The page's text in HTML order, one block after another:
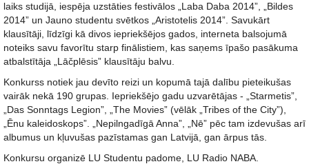
laiks studijā, iespēja uzstāties festivālos „Laba Daba 2014”, „Bildes
2014” un Jauno studentu svētkos „Aristotelis 2014”. Savukārt
klausītāji, līdzīgi kā divos iepriekšējos gados, interneta balsojumā
noteiks savu favorītu starp finālistiem, kas saņems īpašo pasākuma
atbalstītāja „Lāčplēsis” klausītāju balvu.
Konkurss notiek jau devīto reizi un kopumā tajā dalību pieteikušas
vairāk nekā 190 grupas. Iepriekšējo gadu uzvarētājas - „Starmetis”,
„Das Sonntags Legion”, „The Movies” (vēlāk „Tribes of the City”),
„Ēnu kaleidoskops”. „Nepilngadīgā Anna”, „Nē” pēc tam izdevušas arī
albumus un kļuvušas pazīstamas gan Latvijā, gan ārpus tās.
Konkursu organizē LU Studentu padome, LU Radio NABA.